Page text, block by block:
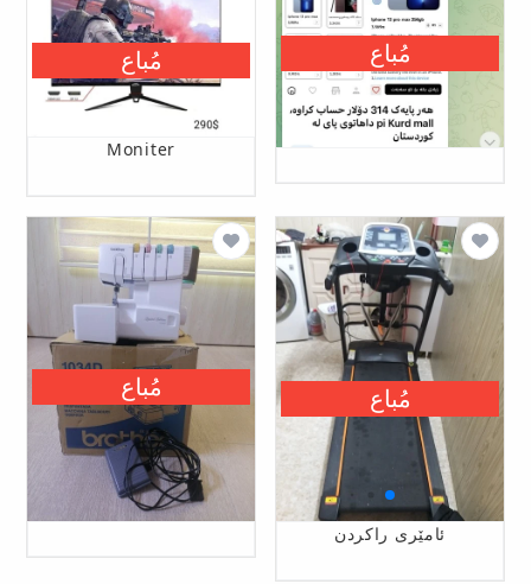
مُباع
Moniter
مُباع
ئامێری راکردن
مُباع مُباع